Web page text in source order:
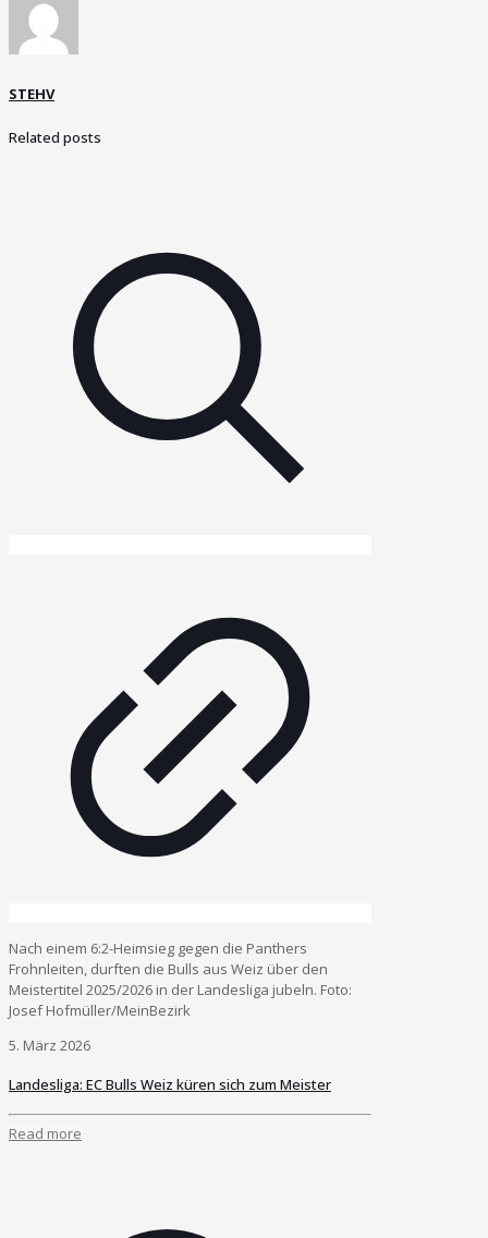
STEHV
Related posts
Nach einem 6:2-Heimsieg gegen die Panthers
Frohnleiten, durften die Bulls aus Weiz über den
Meistertitel 2025/2026 in der Landesliga jubeln. Foto:
Josef Hofmüller/MeinBezirk
5. März 2026
Landesliga: EC Bulls Weiz küren sich zum Meister
Read more